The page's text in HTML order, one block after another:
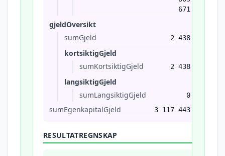
671
gjeldOversikt
sumGjeld
2 438
kortsiktigGjeld
sumKortsiktigGjeld
2 438
langsiktigGjeld
sumLangsiktigGjeld
0
sumEgenkapitalGjeld 3 117 443
RESULTATREGNSKAP